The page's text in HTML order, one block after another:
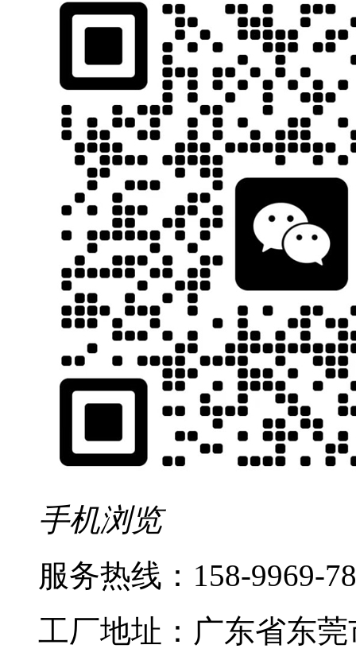
手机浏览
服务热线： 158-9969-
工厂地址：广东省东